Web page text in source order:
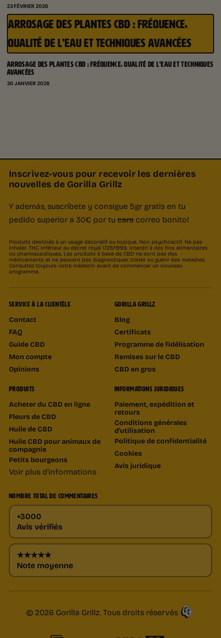
23 FÉVRIER 2026
ARROSAGE DES PLANTES CBD : FRÉQUENCE,
QUALITÉ DE L’EAU ET TECHNIQUES AVANCÉES
ARROSAGE DES PLANTES CBD : FRÉQUENCE, QUALITÉ DE L’EAU ET TECHNIQUES
AVANCÉES
30 JANVIER 2026
Inscrivez-vous pour recevoir les dernières
nouvelles de Gorilla Grillz
Y además, suscríbete y consigue 5gr gratis en tu
pedido superior a 30€ por tu cara correo bonito!
Produits destinés à un usage décoratif ou topique. Non psychoactif. Ne pas
inhaler. THC inférieur au décret royal 1729/1999. Interdit à des fins alimentaires
ou pharmaceutiques. Les produits à base de CBD ne sont pas des
médicaments et ne peuvent pas diagnostiquer, traiter ou guérir des maladies.
Consultez toujours votre médecin avant de commencer un nouveau
programme.
SERVICE À LA CLIENTÈLE
Contact
FAQ
Guide CBD
Mon compte
Opinions
GORILLA GRILLZ
Blog
Certificats
Programme de fidélisation
Remises sur le CBD
CBD en gros
PRODUITS
Acheter du CBD en ligne
Fleurs de CBD
Huile de CBD
Huile CBD pour animaux de
compagnie
Petits bourgeons
Voir plus d'informations
INFORMATIONS JURIDIQUES
Paiement, expédition et
retours
Conditions générales
d'utilisation
Politique de confidentialité
Cookies
Avis juridique
NOMBRE TOTAL DE COMMENTAIRES
+3000
Avis vérifiés
★★★★★
Note moyenne
© 2026 Gorilla Grillz. Tous droits réservés